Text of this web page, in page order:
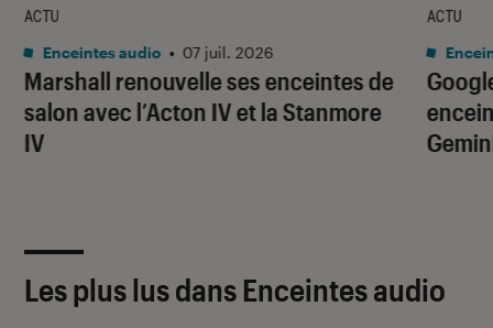
Marshall renouvelle ses enceintes de
salon avec l’Acton IV et la Stanmore
IV
ACTU
Enceintes audio • 07 juil. 2026
ACTU
Les plus lus dans Enceintes audio